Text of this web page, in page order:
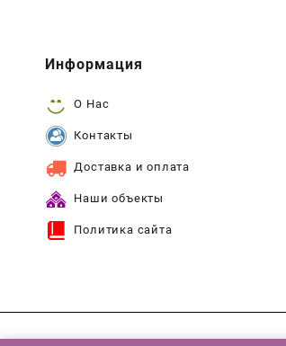
Информация
О Нас
Контакты
Доставка и оплата
Наши объекты
Политика сайта